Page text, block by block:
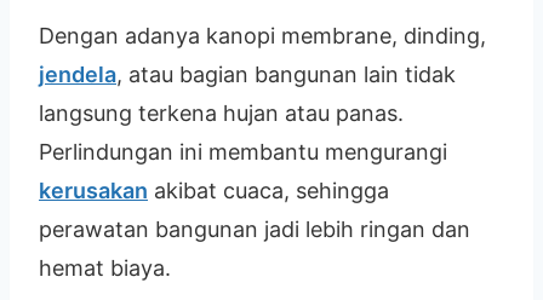
Dengan adanya kanopi membrane, dinding,
jendela, atau bagian bangunan lain tidak
langsung terkena hujan atau panas.
Perlindungan ini membantu mengurangi
kerusakan akibat cuaca, sehingga
perawatan bangunan jadi lebih ringan dan
hemat biaya.